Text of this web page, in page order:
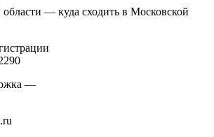
— куда сходить в Московской
—